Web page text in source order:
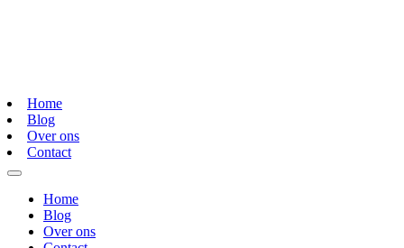
Home
Blog
Over ons
Contact
Home
Blog
Over ons